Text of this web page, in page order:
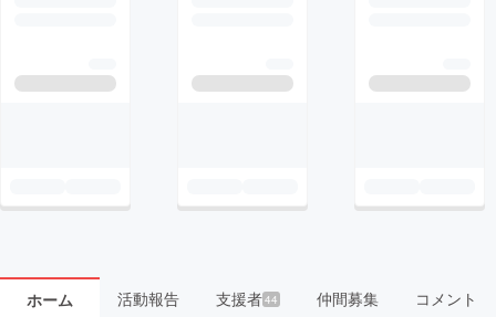
ホーム 活動報告 支援者44 仲間募集 コメント